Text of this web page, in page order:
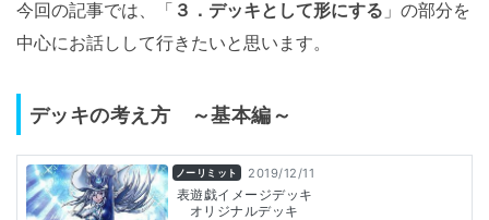
今回の記事では、「 ３．デッキとして形にする 」の部分を
中心にお話しして行きたいと思います。
デッキの考え方 ～基本編～
ノーリミット 2019/12/11
表遊戯イメージデッキ
オリジナルデッキ